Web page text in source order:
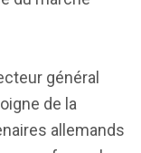
général
de la
allemands